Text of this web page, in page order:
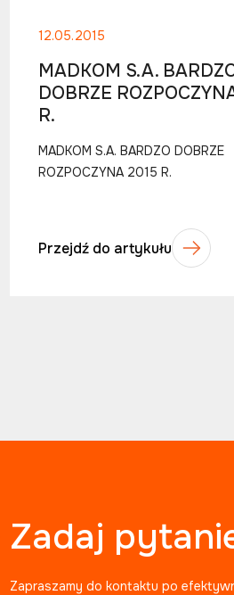
12.05.2015
MADKOM S.A.
DOBRZE
R.
MADKOM S.A. BARDZO DOBRZE
ROZPOCZYNA 2015 R.
Przejdź do artykułu
Zadaj
Zapraszamy do kontaktu po